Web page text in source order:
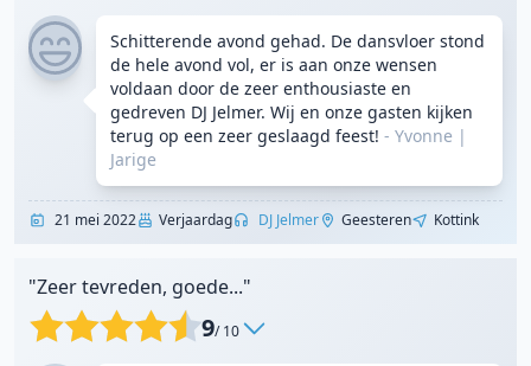
Schitterende avond gehad. De dansvloer stond
de hele avond vol, er is aan onze wensen
voldaan door de zeer enthousiaste en
gedreven DJ Jelmer. Wij en onze gasten kijken
terug op een zeer geslaagd feest! - Yvonne |
Jarige
21 mei 2022 Verjaardag DJ Jelmer Geesteren Kottink
"Zeer tevreden, goede..."
9/ 10